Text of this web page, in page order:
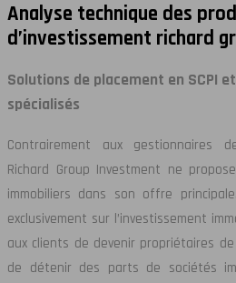
Analyse technique des
d’investissement richard
Solutions de placement en SCPI
spécialisés
Contrairement aux gestionnaires
Richard Group Investment ne
immobiliers dans son offre
exclusivement sur l’investissement
aux clients de devenir propriétaires
de détenir des parts de sociétés